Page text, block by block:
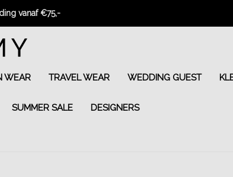
vanaf €75,-
WEAR TRAVEL WEAR WEDDING GUEST
SUMMER SALE DESIGNERS